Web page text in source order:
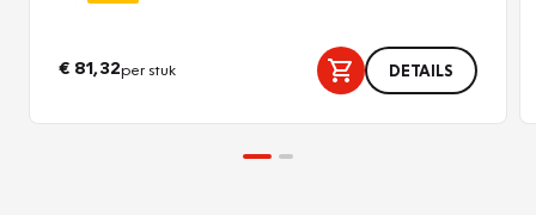
€ 81,32per stuk DETAILS